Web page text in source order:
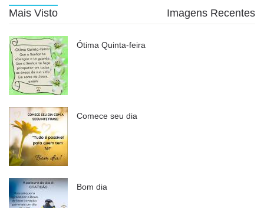
Mais Visto Imagens Recentes
Ótima Quinta-feira
Comece seu dia
Bom dia